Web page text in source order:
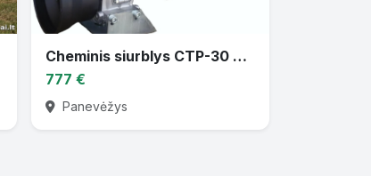
Cheminis siurblys CTP-30 varomas traktoriaus darbiniu velenu
777 €
Panevėžys